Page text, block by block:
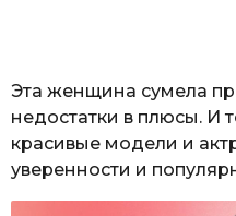
Эта женщина сумела
недостатки в плюсы. И
красивые модели и
уверенности и